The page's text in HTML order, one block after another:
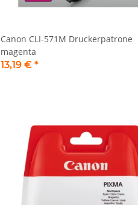
Canon CLI-571M Druckerpatrone
magenta
13,19 € *